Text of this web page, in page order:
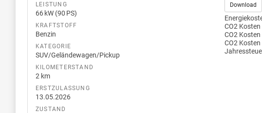
LEISTUNG
66 kW (90 PS)
KRAFTSTOFF
Benzin
KATEGORIE
SUV/Geländewagen/Pickup
KILOMETERSTAND
2 km
ERSTZULASSUNG
13.05.2026
ZUSTAND
Download
CO2
CO2
CO2